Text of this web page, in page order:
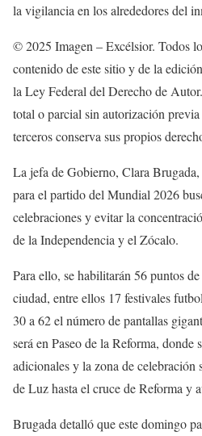
la vigilancia en los alrededores del
© 2025 Imagen – Excélsior. Todos
contenido de este sitio y de la
la Ley Federal del Derecho de
total o parcial sin autorización
terceros conserva sus propios
La jefa de Gobierno, Clara
para el partido del Mundial 2026
celebraciones y evitar la
de la Independencia y el Zócalo.
Para ello, se habilitarán 56 puntos
ciudad, entre ellos 17 festivales
30 a 62 el número de pantallas
será en Paseo de la Reforma, donde
adicionales y la zona de celebración
de Luz hasta el cruce de Reforma y
Brugada detalló que este domingo